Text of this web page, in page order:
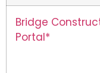
Bridge
Portal*